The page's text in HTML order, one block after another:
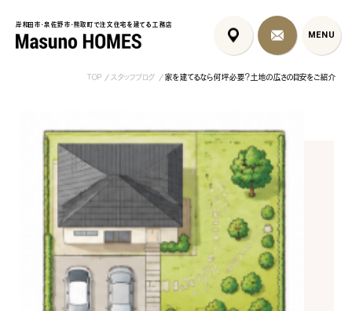
岸和田市・泉佐野市・熊取町で注文住宅を建てる工務店
MENU
MENU
岸和田市・泉佐野市・熊取町で注文住宅を建てる工務店
泉佐野市の北欧デザイン注文
住宅｜自然素材と...
泉佐野市の共働き夫婦向け注
文住宅｜家事ラク...
コンセプト
はじめに
5つの約束
標準仕様
家づくりの流れ
施工事例
TOP スタッフブログ 家を建てるなら何坪必要？土地の広さの目安をご紹介